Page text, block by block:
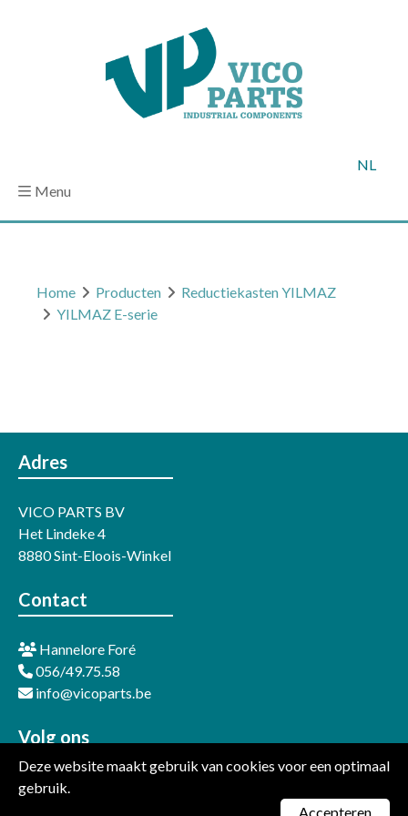
Deze website maakt gebruik van cookies voor een optimaal
gebruik.
Accepteren
NL
Menu
Home Producten
Reductiekasten YILMAZ
YILMAZ E-serie
Adres
VICO PARTS BV
Het Lindeke 4
8880 Sint-Eloois-Winkel
Contact
Hannelore Foré
056/49.75.58
info@vicoparts.be
Volg ons
LinkedIn